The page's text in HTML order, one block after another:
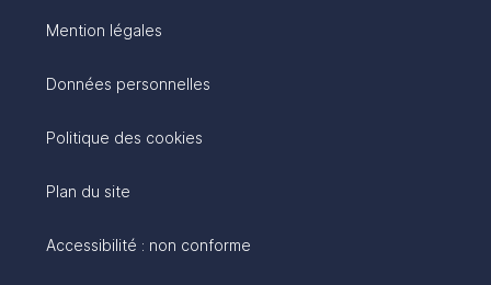
Mention légales
Données personnelles
Politique des cookies
Plan du site
Accessibilité : non conforme